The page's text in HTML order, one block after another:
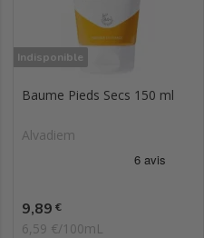
Indisponible
Baume Pieds Secs 150 ml
Alvadiem
Prix
9,89 €
6,59 €/100mL